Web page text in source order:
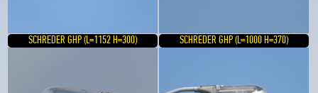
SCHREDER GHP (L=1152 H=300) SCHREDER GHP (L=1000 H=370)